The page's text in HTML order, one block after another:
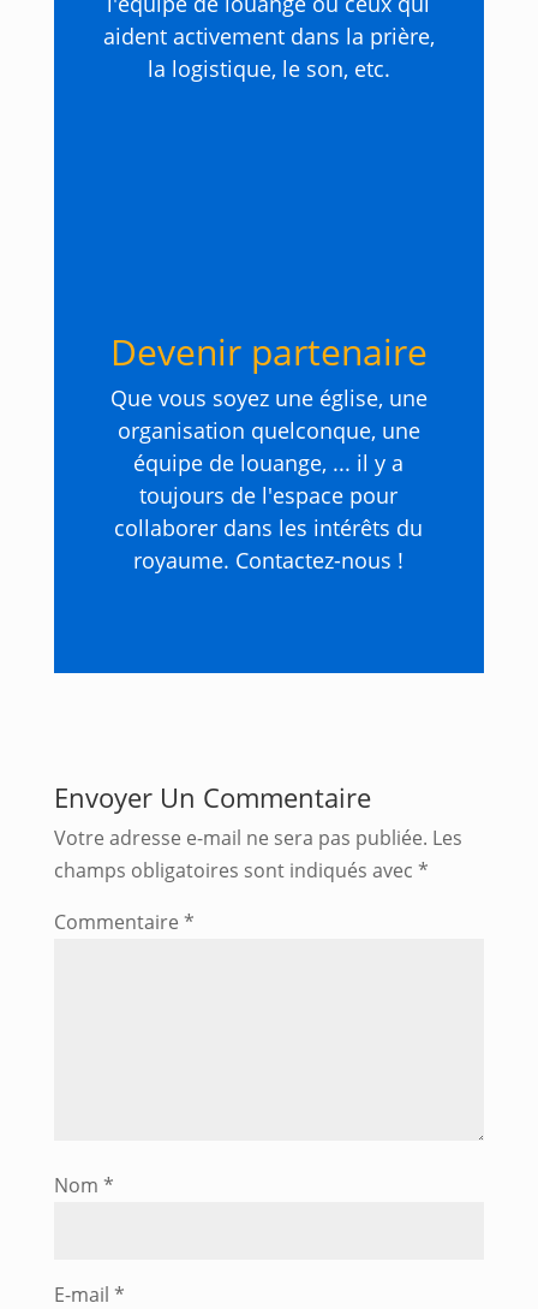
aident activement dans la prière,
la logistique, le son, etc.
Devenir partenaire
Que vous soyez une église, une
organisation quelconque, une
équipe de louange, ... il y a
toujours de l'espace pour
collaborer dans les intérêts du
royaume. Contactez-nous !
Envoyer Un Commentaire
Votre adresse e-mail ne sera pas publiée. Les
champs obligatoires sont indiqués avec *
Commentaire *
Nom *
E-mail *